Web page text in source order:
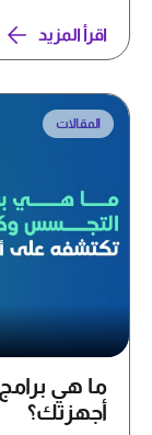
اقرأ المزيد
المقالات
ما هي
أجهزتك؟